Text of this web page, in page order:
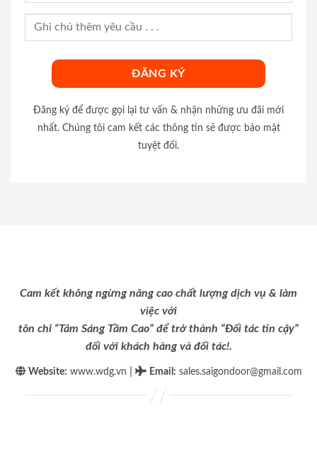
Đăng ký để được gọi lại tư vấn & nhận những ưu đãi mới
nhất. Chúng tôi cam kết các thông tin sẽ được bảo mật
tuyệt đối.
Cam kết không ngừng nâng cao chất lượng dịch vụ & làm
việc với
tôn chỉ “Tâm Sáng Tầm Cao” để trở thành “Đối tác tin cậy”
đối với khách hàng và đối tác!.
Website: www.wdg.vn Email : sales.saigondoor@gmail.com